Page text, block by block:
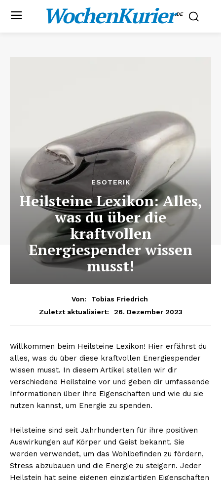
WochenKurier.DE
ESOTERIK
Heilsteine Lexikon: Alles,
was du über die
kraftvollen
Energiespender wissen
musst!
Von:
Tobias Friedrich
Zuletzt aktualisiert:
26. Dezember 2023
Willkommen beim Heilsteine Lexikon! Hier erfährst du
alles, was du über diese kraftvollen Energiespender
wissen musst. In diesem Artikel stellen wir dir
verschiedene Heilsteine vor und geben dir umfassende
Informationen über ihre Eigenschaften und wie du sie
nutzen kannst, um Energie zu spenden.
Heilsteine sind seit Jahrhunderten für ihre positiven
Auswirkungen auf Körper und Geist bekannt. Sie
werden verwendet, um das Wohlbefinden zu fördern,
Stress abzubauen und die Energie zu steigern. Jeder
Heilstein hat seine eigenen einzigartigen Eigenschaften